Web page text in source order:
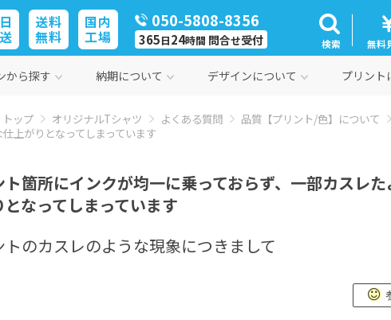
050-5808-8356
365日24時間 問合せ受付
送料
無料
国内
工場 検索 無料
から探す 納期について デザインについて プリント
ップ オリジナルTシャツ よくある質問 品質【プリント/色】について
上がりとなってしまっています
ト箇所にインクが均一に乗っておらず、一部カスレ
となってしまっています
トのカスレのような現象につきまして